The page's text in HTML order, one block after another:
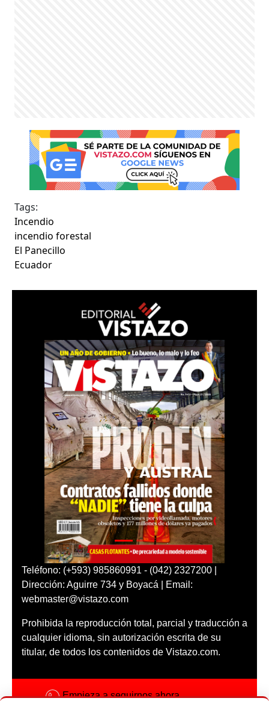
Tags:
Incendio
incendio forestal
El Panecillo
Ecuador
Teléfono: (+593) 985860991 - (042) 2327200 |
Dirección: Aguirre 734 y Boyacá | Email:
webmaster@vistazo.com
Prohibida la reproducción total, parcial y traducción a
cualquier idioma, sin autorización escrita de su
titular, de todos los contenidos de Vistazo.com.
Empieza a seguirnos ahora